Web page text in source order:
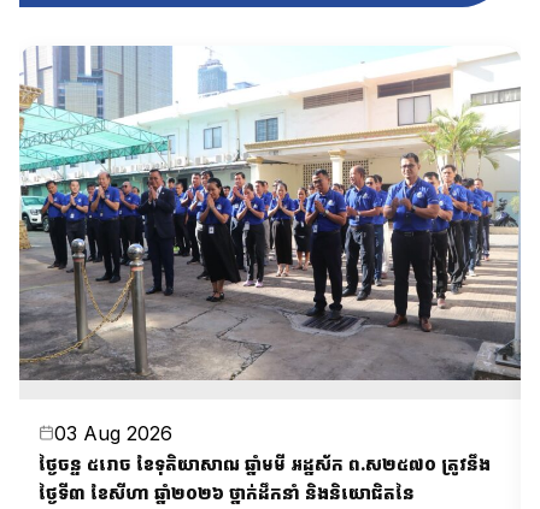
03 Aug 2026
ថ្ងៃចន្ទ ៥រោច ខែទុតិយាសាឍ ឆ្នាំមមី អដ្ឋស័ក ព.ស២៥៧០ ត្រូវនឹង
ថ្ងៃទី៣ ខែសីហា ឆ្នាំ២០២៦ ថ្នាក់ដឹកនាំ និងនិយោជិតនៃ